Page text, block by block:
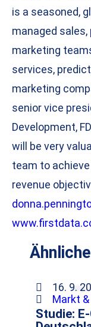
is a seasoned,
managed
marketing
services,
marketing
senior vice
Development,
will be very
team to achieve
revenue
16. 9.
Markt
Studie: